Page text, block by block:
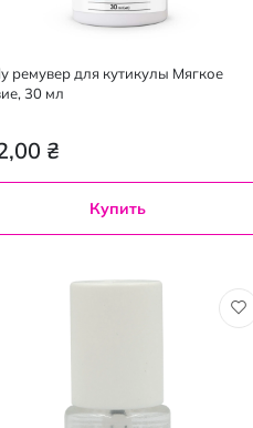
ремувер для кутикулы Мягкое
30 мл
₴
Купить